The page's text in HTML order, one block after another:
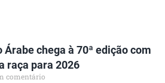
chega à 70ª edição com
raça para 2026
comentário